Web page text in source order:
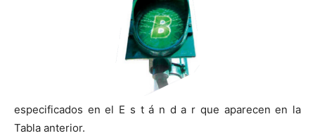
especificados en el E s t á n d a r que aparecen en la
Tabla anterior.